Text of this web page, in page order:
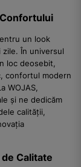
un look
În universul
loc deosebit,
confortul modern
WOJAS,
și ne dedicăm
calității,
Calitate